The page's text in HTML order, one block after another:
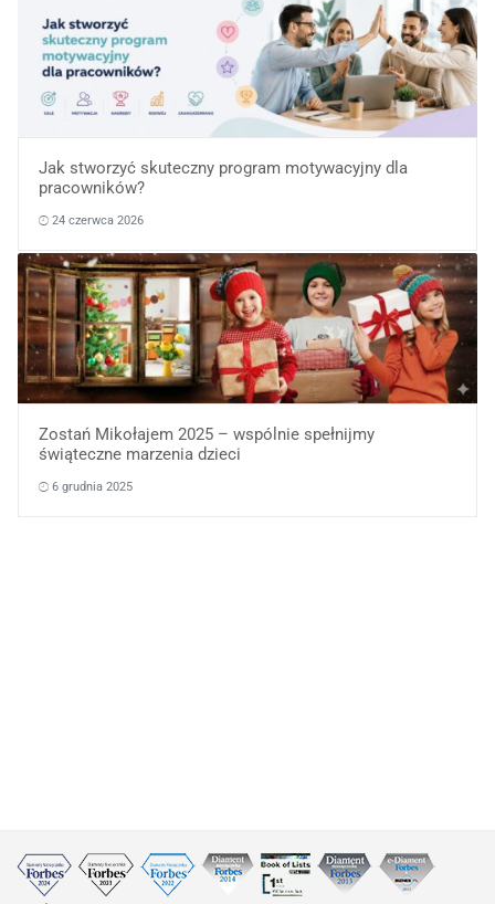
Jak stworzyć skuteczny program motywacyjny dla
pracowników?
24 czerwca 2026
Zostań Mikołajem 2025 – wspólnie spełnijmy
świąteczne marzenia dzieci
6 grudnia 2025